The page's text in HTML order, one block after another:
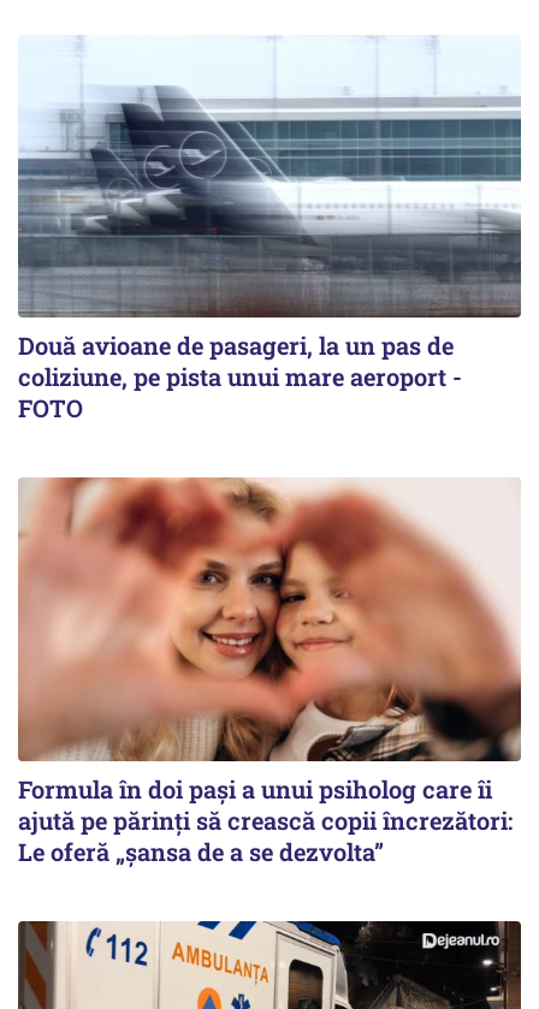
Două avioane de pasageri, la un pas de
coliziune, pe pista unui mare aeroport -
FOTO
Formula în doi pași a unui psiholog care îi
ajută pe părinți să crească copii încrezători:
Le oferă „șansa de a se dezvolta”